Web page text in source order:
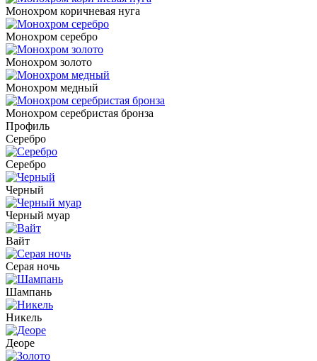
Монохром коричневая нуга
Монохром серебро
Монохром золото
Монохром медный
Монохром серебристая бронза
Профиль
Серебро
Серебро
Черный
Черный муар
Вайт
Серая ночь
Шампань
Никель
Деоре